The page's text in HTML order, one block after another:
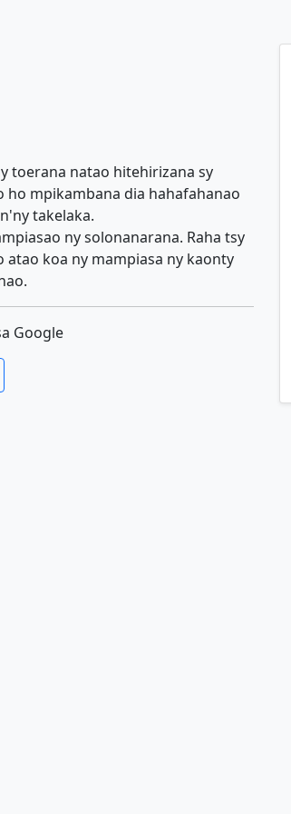
toerana natao hitehirizana sy
ho mpikambana dia hahafahanao
takelaka.
ny solonanarana. Raha tsy
atao koa ny mampiasa ny kaonty
Google